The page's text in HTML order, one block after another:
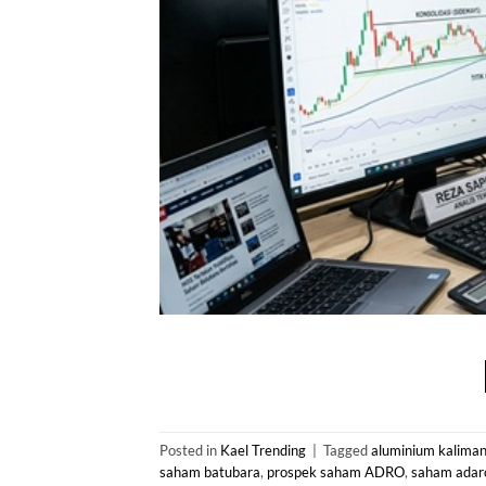
Posted in Kael Trending Taggedaluminium
saham batubara, prospek saham ADRO, saham